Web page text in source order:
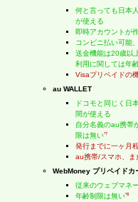
何と言っても日本
が使える
即時アカウントが
コンビニ払い可能
送金機能は20歳以
利用に関しては年
Visaプリペイドの
au WALLET
ドコモと同じく日
間が使える
自分名義のau携帯
限は無い*7
発行までに一ヶ月
au携帯/スマホ、ま
WebMoney プリペイドカ
従来のウェブマネ
年齢制限は無い*8